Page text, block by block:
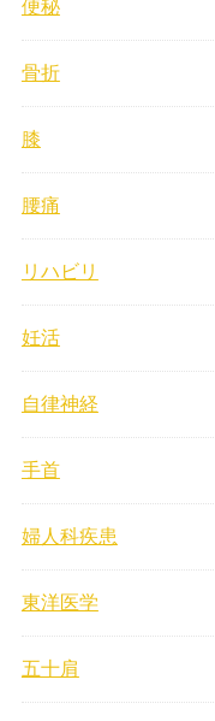
便秘
骨折
膝
腰痛
リハビリ
妊活
自律神経
手首
婦人科疾患
東洋医学
五十肩